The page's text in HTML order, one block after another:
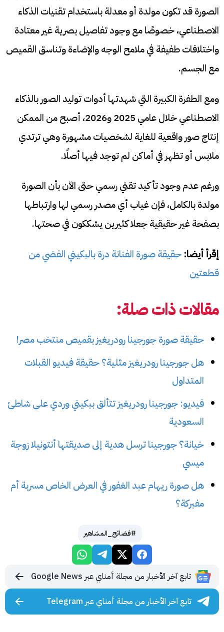
الصورة قد تكون مولدة أو معدلة باستخدام تقنيات الذكاء
الاصطناعي، خصوصًا مع وجود تفاصيل بصرية غير معتادة
واختلافات طفيفة في ملامح الوجه والإضاءة وتناسق القميص
مع الجسم.
ومع الطفرة الكبيرة التي شهدتها أدوات توليد الصور بالذكاء
الاصطناعي خلال عامي 2025 و2026، أصبح من الممكن
إنتاج صور واقعية للغاية لشخصيات مشهورة وهي ترتدي
ملابس أو تظهر في أماكن لم توجد فيها أصلًا.
ورغم عدم وجود تأكيد تقني رسمي حتى الآن بأن الصورة
مولدة بالكامل، فإن غياب أي مصدر رسمي لها وارتباطها
بصفحة غير حقيقية جعلا كثيرين يشككون في صحتها.
إقرأ أيضا: حقيقة صورة الفنانة درة بالبكيني الفضي من
قطعتين
مقالات ذات صلة:
حقيقة صورة جورجينا رودريغيز بقميص منتخب مصر!
هل جورجينا رودريغيز مثلية؟ حقيقة فيديو القبلات
المتداول
فيديو: جورجينا رودريغيز تتألق ببكيني وردي على شاطئ
السعودية
خيانة؟ جورجينا ترسل هدية إلى صديقتها أنتونيلا زوجة
ميسي
هل صورة ريهام عبد الغفور في العرض الخاص مسربة أم
مفبركة؟
#فضائح_المشاهير
تابع آخر الأخبار من مجلة أمناي عبر Google News
تابع آخر الأخبار من مجلة أمناي عبر Telegram